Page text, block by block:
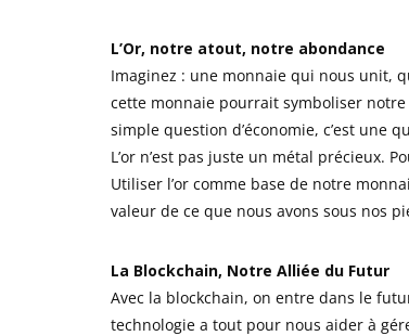
L’Or, notre atout, notre abondance
Imaginez : une monnaie qui nous unit,
cette monnaie pourrait symboliser notre
simple question d’économie, c’est une
L’or n’est pas juste un métal précieux.
Utiliser l’or comme base de notre
valeur de ce que nous avons sous nos
La Blockchain, Notre Alliée du Futur
Avec la blockchain, on entre dans le
technologie a tout pour nous aider à